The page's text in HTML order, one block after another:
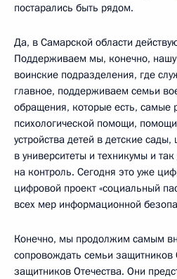
постарались быть рядом.
Да, в Самарской области
Поддерживаем мы, конечно,
воинские подразделения, где
главное, поддерживаем семьи
обращения, которые есть,
психологической помощи,
устройства детей в детские
в университеты и техникумы и
на контроль. Сегодня это уже
цифровой проект «социальный
всех мер информационной
Конечно, мы продолжим самым
сопровождать семьи защитников
защитников Отечества. Они